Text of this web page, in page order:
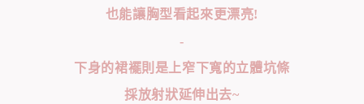
也能讓胸型看起來更漂亮!
-
下身的裙襬則是上窄下寬的立體坑條
採放射狀延伸出去~